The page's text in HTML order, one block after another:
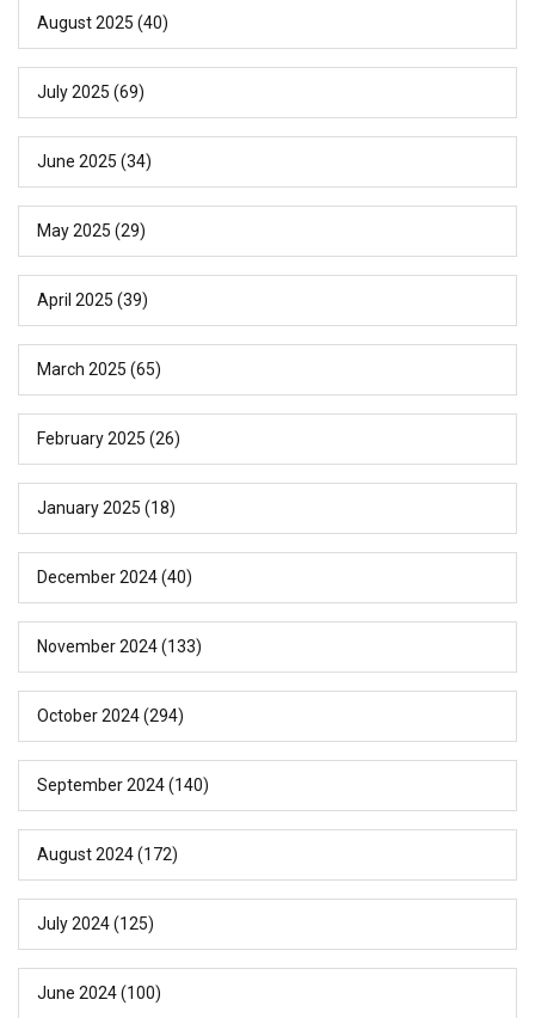
August 2025 (40)
July 2025 (69)
June 2025 (34)
May 2025 (29)
April 2025 (39)
March 2025 (65)
February 2025 (26)
January 2025 (18)
December 2024(40)
November 2024(133)
October 2024(294)
September 2024(140)
August 2024(172)
July 2024(125)
June 2024(100)